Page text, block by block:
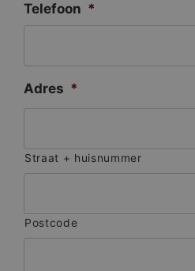
Telefoon *
Adres *
Straat + huisnummer
Postcode